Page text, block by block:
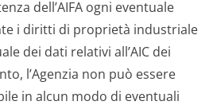
dell’AIFA ogni eventuale
i diritti di proprietà industriale
dei dati relativi all’AIC dei
l’Agenzia non può essere
in alcun modo di eventuali